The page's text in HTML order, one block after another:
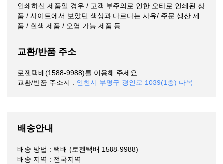
인쇄하신 제품일 경우 / 고객 부주의로 인한 오타로 인쇄된 상
품 / 사이트에서 보았던 색상과 다르다는 사유/ 주문 생산 제
품 / 흰색 제품 / 오염 가능 제품 등
교환/반품 주소
로젠택배(1588-9988)를 이용해 주세요.
교환/반품 주소지 : 인천시 부평구 경인로 1039(1층) 다복
배송안내
배송 방법 : 택배 (로젠택배 1588-9988)
배송 지역 : 전국지역